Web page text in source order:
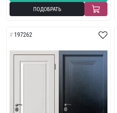
ПОДОБРАТЬ
197262